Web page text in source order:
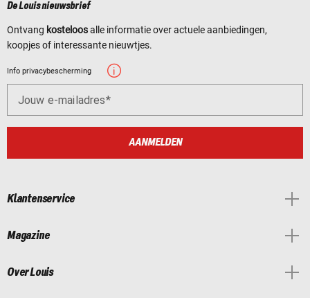
De Louis nieuwsbrief
Ontvang kosteloosalle informatie over actuele aanbiedingen,
koopjes of interessante nieuwtjes.
Info privacybescherming
Jouw e-mailadres
AANMELDEN
Klantenservice
Magazine
Over Louis